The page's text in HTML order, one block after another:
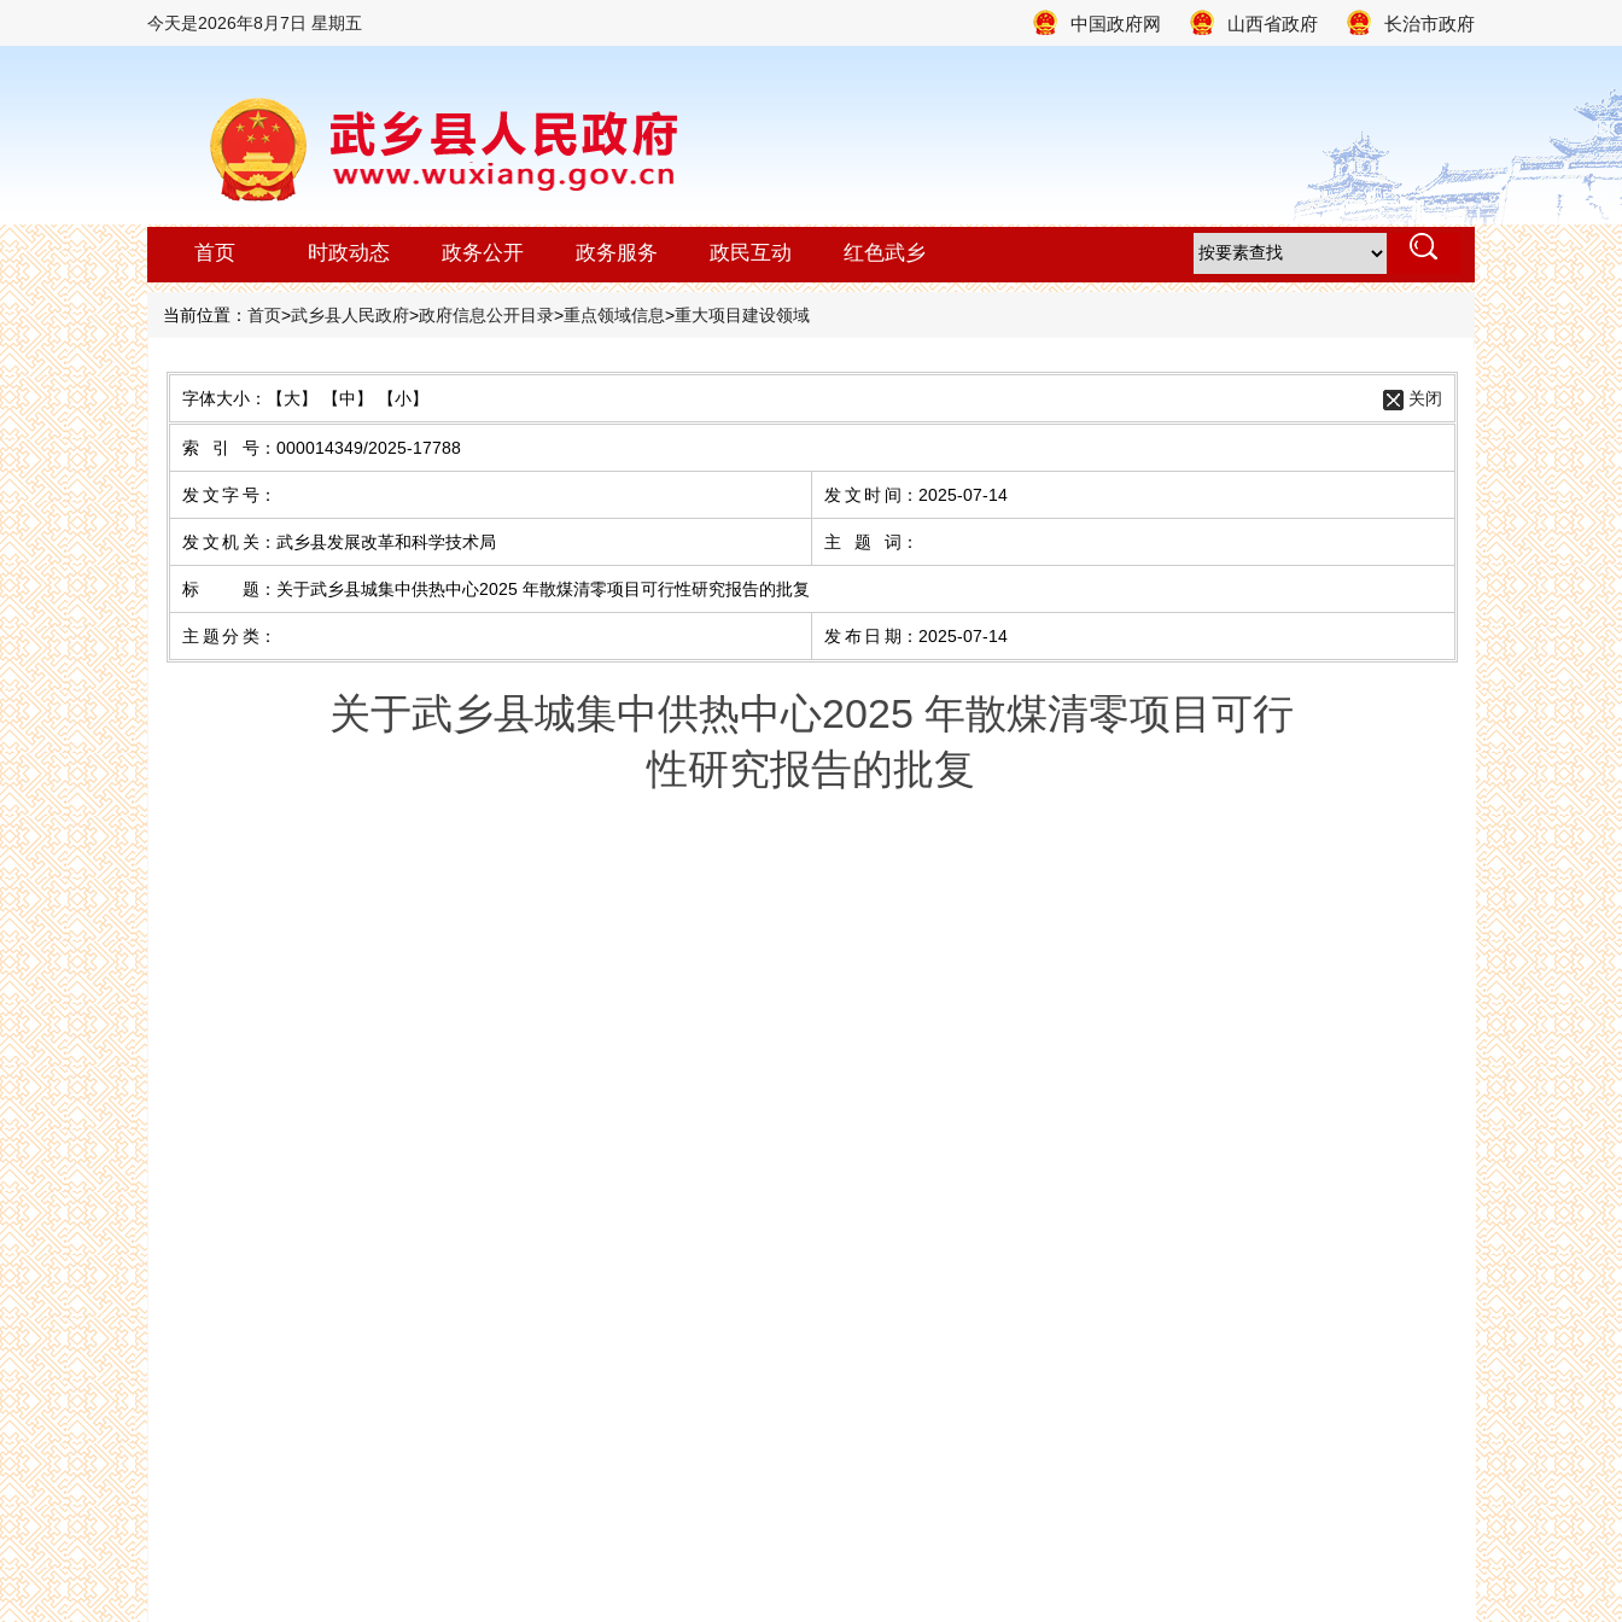
今天是2026年8月7日 星期五 中国政府网 山西省政府 长治市政府
首页 时政动态 政务公开 政务服务 政民互动 红色武乡
当前位置： 首页>武乡县人民政府>政府信息公开目录>重点领域信息>重大项目建设领域
字体大小： 【大】 【中】 【小】 关闭
索 引 号 ： 000014349/2025-17788
发文字号 ： 发文时间 ： 2025-07-14
发文机关 ： 武乡县发展改革和科学技术局 主 题 词 ：
标 题 ： 关于武乡县城集中供热中心2025 年散煤清零项目可行性研究报告的批复
主题分类 ： 发布日期 ： 2025-07-14
关于武乡县城集中供热中心2025 年散煤清零项目可行
性研究报告的批复